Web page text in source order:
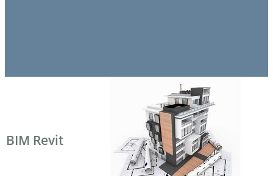
BIM Revit